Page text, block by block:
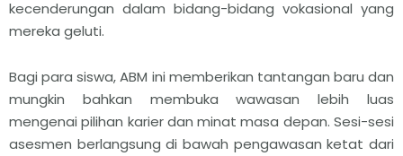
kecenderungan dalam bidang-bidang vokasional yang
mereka geluti.
Bagi para siswa, ABM ini memberikan tantangan baru dan
mungkin bahkan membuka wawasan lebih luas
mengenai pilihan karier dan minat masa depan. Sesi-sesi
asesmen berlangsung di bawah pengawasan ketat dari